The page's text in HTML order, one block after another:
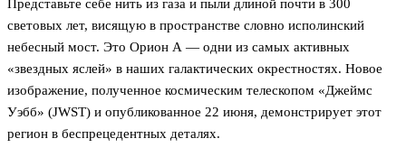
Представьте себе нить из газа и пыли длиной почти в 300
световых лет, висящую в пространстве словно исполинский
небесный мост. Это Орион А — одни из самых активных
«звездных яслей» в наших галактических окрестностях. Новое
изображение, полученное космическим телескопом «Джеймс
Уэбб» (JWST) и опубликованное 22 июня, демонстрирует этот
регион в беспрецедентных деталях.